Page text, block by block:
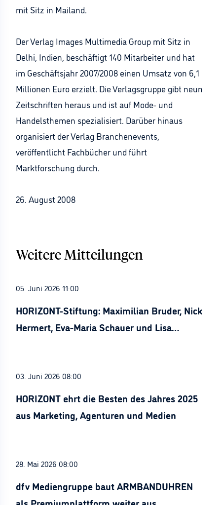
mit Sitz in Mailand.
Der Verlag Images Multimedia Group mit Sitz in
Delhi, Indien, beschäftigt 140 Mitarbeiter und hat
im Geschäftsjahr 2007/2008 einen Umsatz von 6,1
Millionen Euro erzielt. Die Verlagsgruppe gibt neun
Zeitschriften heraus und ist auf Mode- und
Handelsthemen spezialisiert. Darüber hinaus
organisiert der Verlag Branchenevents,
veröffentlicht Fachbücher und führt
Marktforschung durch.
26. August 2008
Weitere Mitteilungen
05. Juni 2026 11:00
HORIZONT-Stiftung: Maximilian Bruder, Nick
Hermert, Eva-Maria Schauer und Lisa
03. Juni 2026 08:00
HORIZONT ehrt die Besten des Jahres 2025
aus Marketing, Agenturen und Medien
28. Mai 2026 08:00
dfv Mediengruppe baut ARMBANDUHREN